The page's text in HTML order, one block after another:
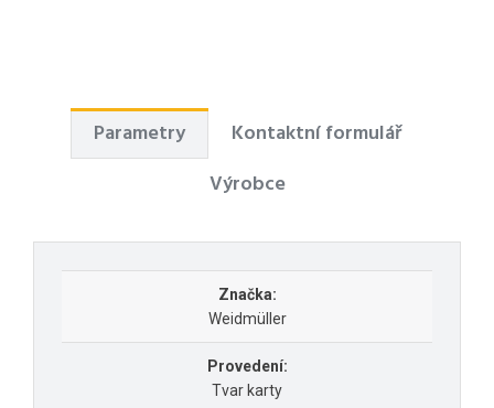
Parametry
Kontaktní formulář
Výrobce
Značka:
Weidmüller
Provedení:
Tvar karty